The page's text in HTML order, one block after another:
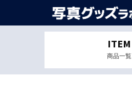
ITEM
商品一覧